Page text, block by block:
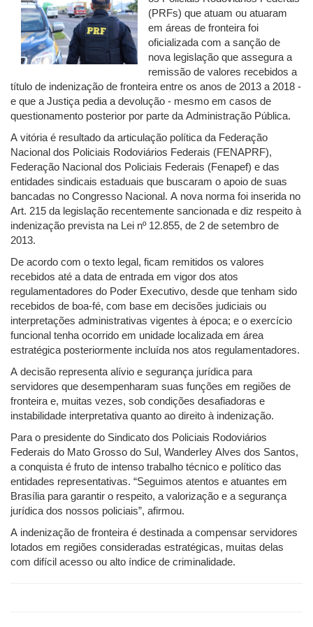
(PRFs) que atuam ou atuaram
em áreas de fronteira foi
oficializada com a sanção de
nova legislação que assegura a
remissão de valores recebidos a
título de indenização de fronteira entre os anos de 2013 a 2018 -
e que a Justiça pedia a devolução - mesmo em casos de
questionamento posterior por parte da Administração Pública.
A vitória é resultado da articulação política da Federação
Nacional dos Policiais Rodoviários Federais (FENAPRF),
Federação Nacional dos Policiais Federais (Fenapef) e das
entidades sindicais estaduais que buscaram o apoio de suas
bancadas no Congresso Nacional. A nova norma foi inserida no
Art. 215 da legislação recentemente sancionada e diz respeito à
indenização prevista na Lei nº 12.855, de 2 de setembro de
2013.
De acordo com o texto legal, ficam remitidos os valores
recebidos até a data de entrada em vigor dos atos
regulamentadores do Poder Executivo, desde que tenham sido
recebidos de boa-fé, com base em decisões judiciais ou
interpretações administrativas vigentes à época; e o exercício
funcional tenha ocorrido em unidade localizada em área
estratégica posteriormente incluída nos atos regulamentadores.
A decisão representa alívio e segurança jurídica para
servidores que desempenharam suas funções em regiões de
fronteira e, muitas vezes, sob condições desafiadoras e
instabilidade interpretativa quanto ao direito à indenização.
Para o presidente do Sindicato dos Policiais Rodoviários
Federais do Mato Grosso do Sul, Wanderley Alves dos Santos,
a conquista é fruto de intenso trabalho técnico e político das
entidades representativas. “Seguimos atentos e atuantes em
Brasília para garantir o respeito, a valorização e a segurança
jurídica dos nossos policiais”, afirmou.
A indenização de fronteira é destinada a compensar servidores
lotados em regiões consideradas estratégicas, muitas delas
com difícil acesso ou alto índice de criminalidade.